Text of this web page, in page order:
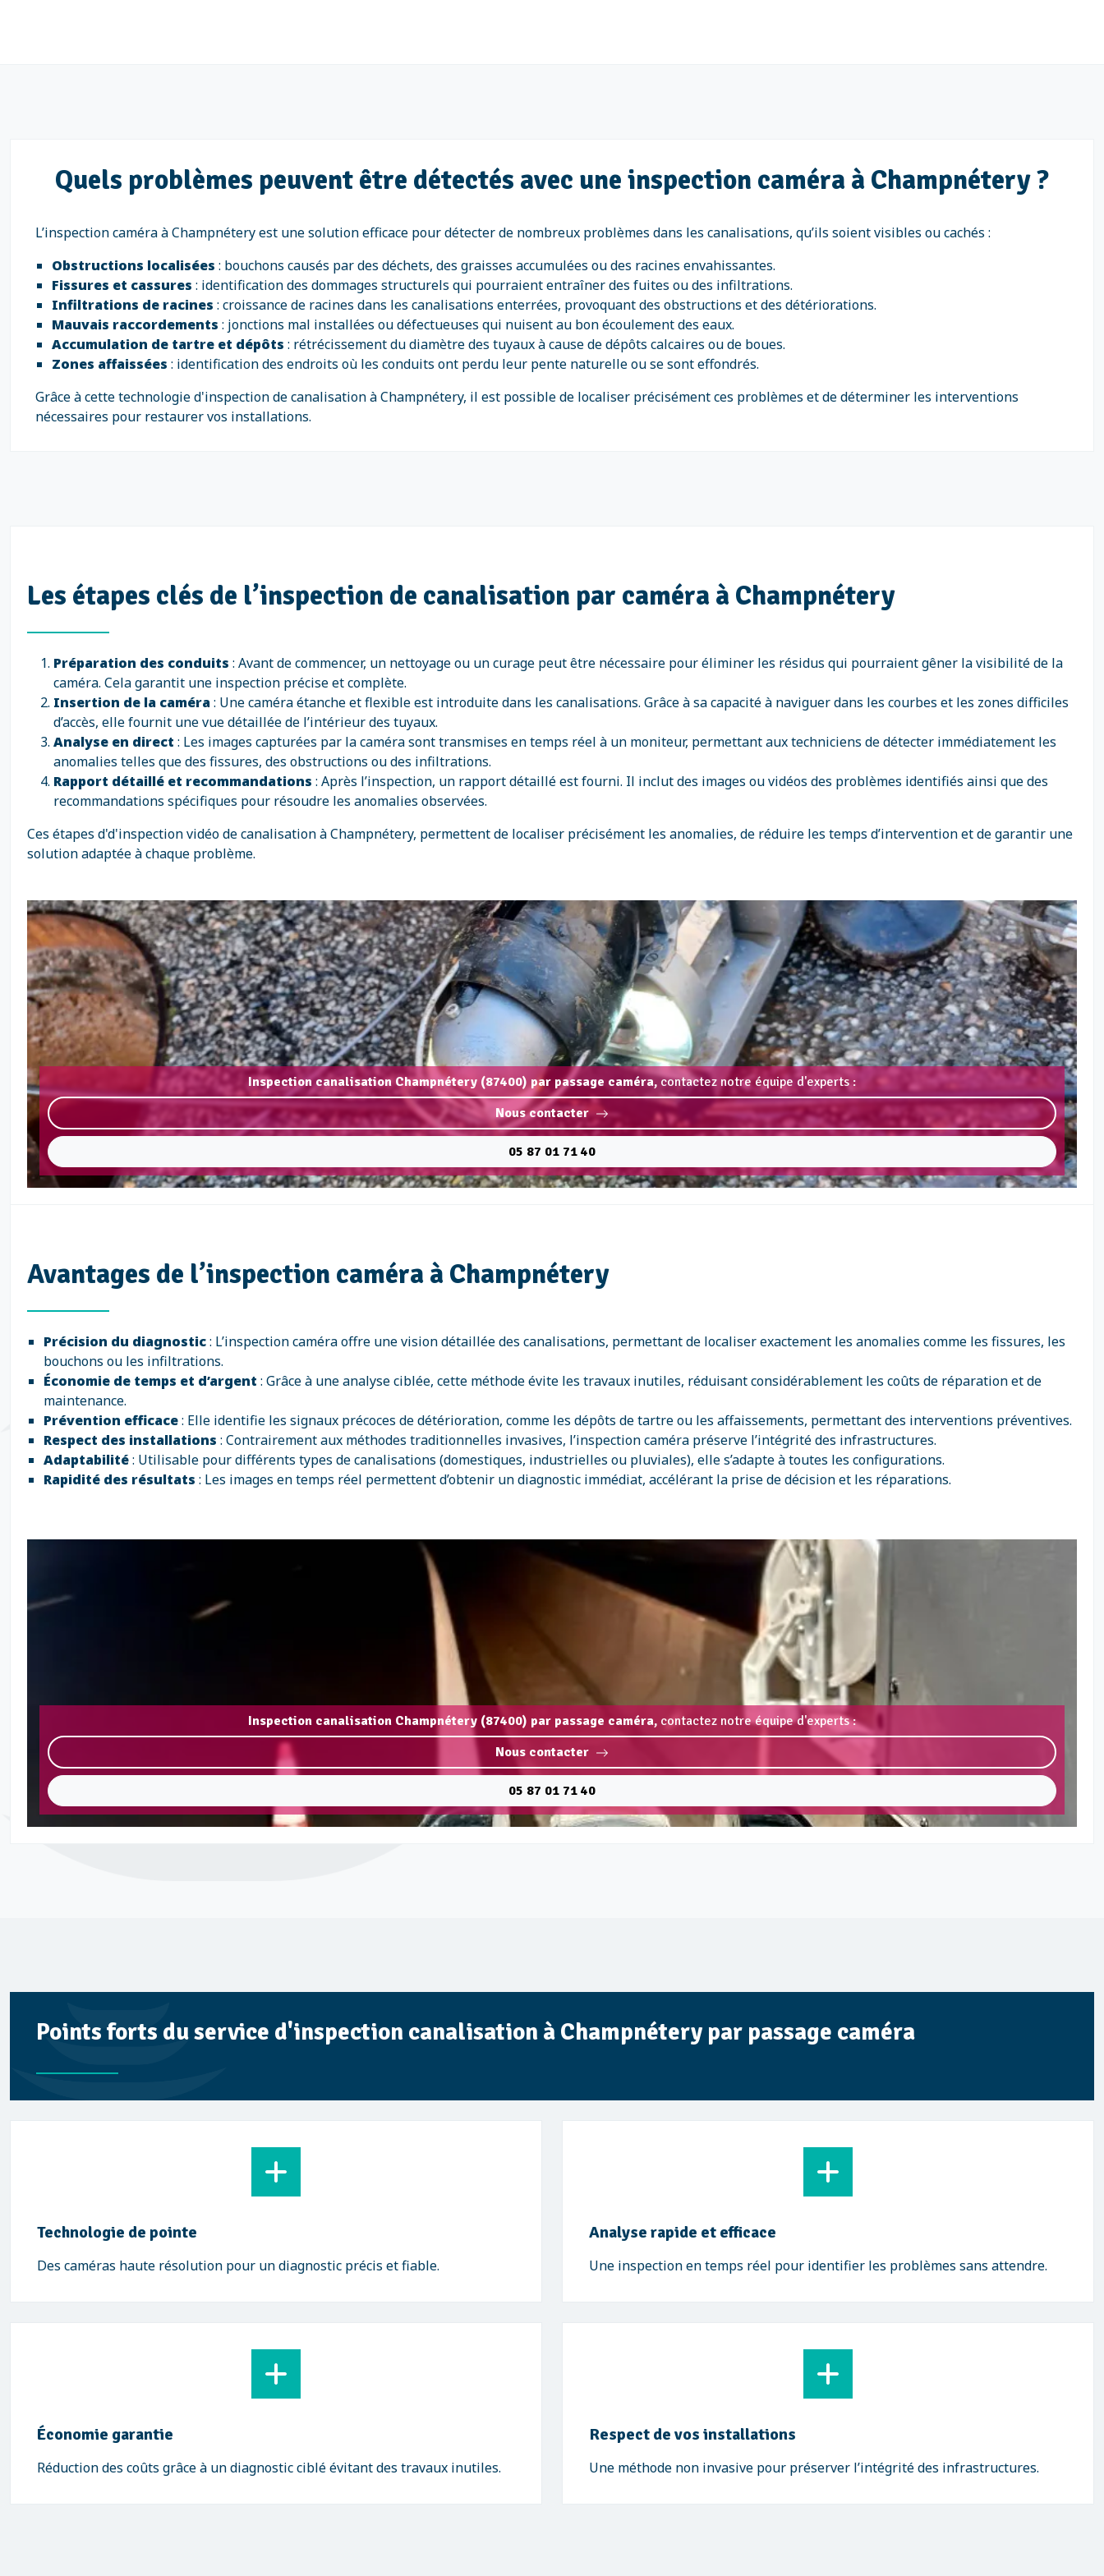
Quels problèmes peuvent être détectés avec une inspection caméra à Champnétery ?
L’inspection caméra à Champnétery est une solution efficace pour détecter de nombreux problèmes dans les canalisations, qu’ils soient visibles ou cachés :
Obstructions localisées : bouchons causés par des déchets, des graisses accumulées ou des racines envahissantes.
Fissures et cassures : identification des dommages structurels qui pourraient entraîner des fuites ou des infiltrations.
Infiltrations de racines : croissance de racines dans les canalisations enterrées, provoquant des obstructions et des détériorations.
Mauvais raccordements : jonctions mal installées ou défectueuses qui nuisent au bon écoulement des eaux.
Accumulation de tartre et dépôts : rétrécissement du diamètre des tuyaux à cause de dépôts calcaires ou de boues.
Zones affaissées : identification des endroits où les conduits ont perdu leur pente naturelle ou se sont effondrés.
Grâce à cette technologie d'inspection de canalisation à Champnétery, il est possible de localiser précisément ces problèmes et de déterminer les interventions
nécessaires pour restaurer vos installations.
Les étapes clés de l’inspection de canalisation par caméra à Champnétery
Préparation des conduits : Avant de commencer, un nettoyage ou un curage peut être nécessaire pour éliminer les résidus qui pourraient gêner la visibilité de la
caméra. Cela garantit une inspection précise et complète.
Insertion de la caméra: Une caméra étanche et flexible est introduite dans les canalisations. Grâce à sa capacité à naviguer dans les courbes et les zones difficiles
d’accès, elle fournit une vue détaillée de l’intérieur des tuyaux.
Analyse en direct : Les images capturées par la caméra sont transmises en temps réel à un moniteur, permettant aux techniciens de détecter immédiatement les
anomalies telles que des fissures, des obstructions ou des infiltrations.
Rapport détaillé et recommandations : Après l’inspection, un rapport détaillé est fourni. Il inclut des images ou vidéos des problèmes identifiés ainsi que des
recommandations spécifiques pour résoudre les anomalies observées.
Ces étapes d'd'inspection vidéo de canalisation à Champnétery, permettent de localiser précisément les anomalies, de réduire les temps d’intervention et de garantir une
solution adaptée à chaque problème.
Inspection canalisation Champnétery (87400) par passage caméra, contactez notre équipe d'experts :
Nous contacter
05 87 01 71 40
Avantages de l’inspection caméra à Champnétery
Précision du diagnostic: L’inspection caméra offre une vision détaillée des canalisations, permettant de localiser exactement les anomalies comme les fissures, les
bouchons ou les infiltrations.
Économie de temps et d’argent : Grâce à une analyse ciblée, cette méthode évite les travaux inutiles, réduisant considérablement les coûts de réparation et de
maintenance.
Prévention efficace: Elle identifie les signaux précoces de détérioration, comme les dépôts de tartre ou les affaissements, permettant des interventions préventives.
Respect des installations : Contrairement aux méthodes traditionnelles invasives, l’inspection caméra préserve l’intégrité des infrastructures.
Adaptabilité: Utilisable pour différents types de canalisations (domestiques, industrielles ou pluviales), elle s’adapte à toutes les configurations.
Rapidité des résultats : Les images en temps réel permettent d’obtenir un diagnostic immédiat, accélérant la prise de décision et les réparations.
Inspection canalisation Champnétery (87400) par passage caméra, contactez notre équipe d'experts :
Nous contacter
05 87 01 71 40
Points forts du service d'inspection canalisation à Champnétery par passage caméra
Technologie de pointe
Des caméras haute résolution pour un diagnostic précis et fiable.
Analyse rapide et efficace
Une inspection en temps réel pour identifier les problèmes sans attendre.
Économie garantie
Réduction des coûts grâce à un diagnostic ciblé évitant des travaux inutiles.
Respect de vos installations
Une méthode non invasive pour préserver l’intégrité des infrastructures.